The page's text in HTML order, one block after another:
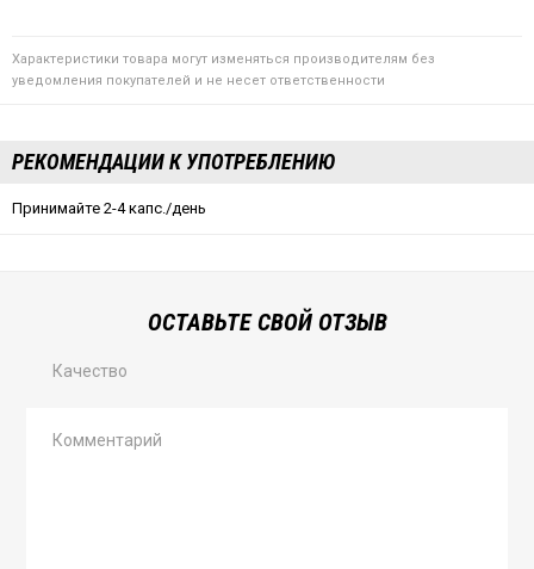
Характеристики товара могут изменяться производителям без
уведомления покупателей и не несет ответственности
РЕКОМЕНДАЦИИ К УПОТРЕБЛЕНИЮ
Принимайте 2-4 капс./день
ОСТАВЬТЕ СВОЙ ОТЗЫВ
Качество